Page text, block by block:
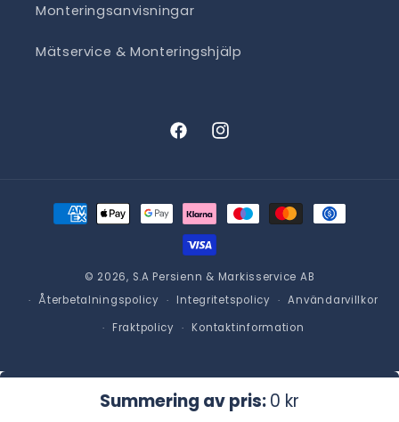
Monteringsanvisningar
Mätservice & Monteringshjälp
FacebookInstagram
Betalningsmetoder
© 2026, S.A Persienn & Markisservice AB
Återbetalningspolicy
Integritetspolicy
Användarvillkor
Fraktpolicy
Kontaktinformation
Ordinarie
0 kr
Lägg i varukorgen